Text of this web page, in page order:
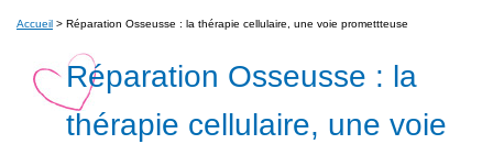
Accueil > Réparation Osseusse : la thérapie cellulaire, une voie promettteuse
Réparation Osseusse : la
thérapie cellulaire, une voie